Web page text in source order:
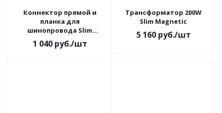
Коннектор прямой и
планка для
шинопровода Slim
Magnetic черный
1 040руб./шт
Трансформатор 200W
Slim Magnetic
5 160руб./шт